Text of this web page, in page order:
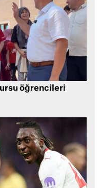
öğrencileri